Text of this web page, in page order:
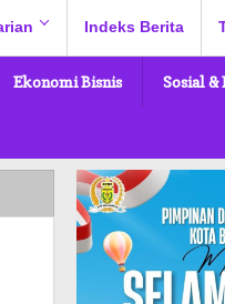
Indeks Berita
Ekonomi Bisnis Sosial &